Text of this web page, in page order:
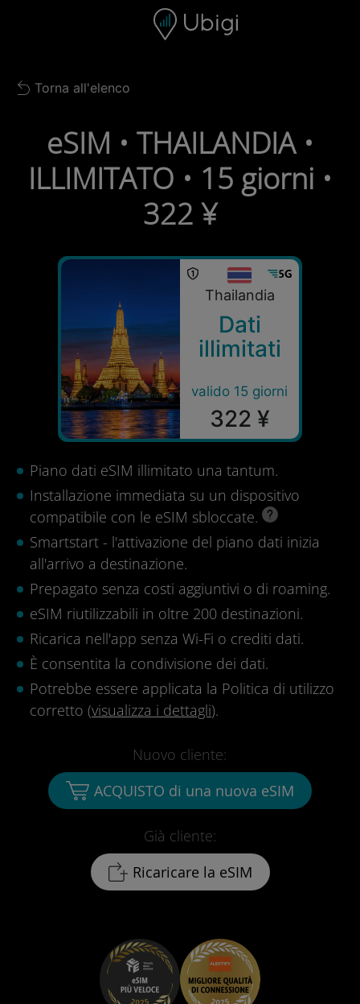
Barra di navigazione
Back to list
Torna all'elenco
eSIM • THAILANDIA •
ILLIMITATO • 15 giorni •
322 ¥
Thailandia
Dati
illimitati
valido 15 giorni
322 ¥
Piano dati eSIM illimitato una tantum.
Installazione immediata su un dispositivo
compatibile con le eSIM sbloccate.
Smartstart - l'attivazione del piano dati inizia
all'arrivo a destinazione.
Prepagato senza costi aggiuntivi o di roaming.
eSIM riutilizzabili in oltre 200 destinazioni.
Ricarica nell'app senza Wi-Fi o crediti dati.
È consentita la condivisione dei dati.
Potrebbe essere applicata la Politica di utilizzo
corretto (visualizza i dettagli).
Già cliente:
Ricaricare la eSIM
Nuovo cliente:
ACQUISTO di una nuova eSIM